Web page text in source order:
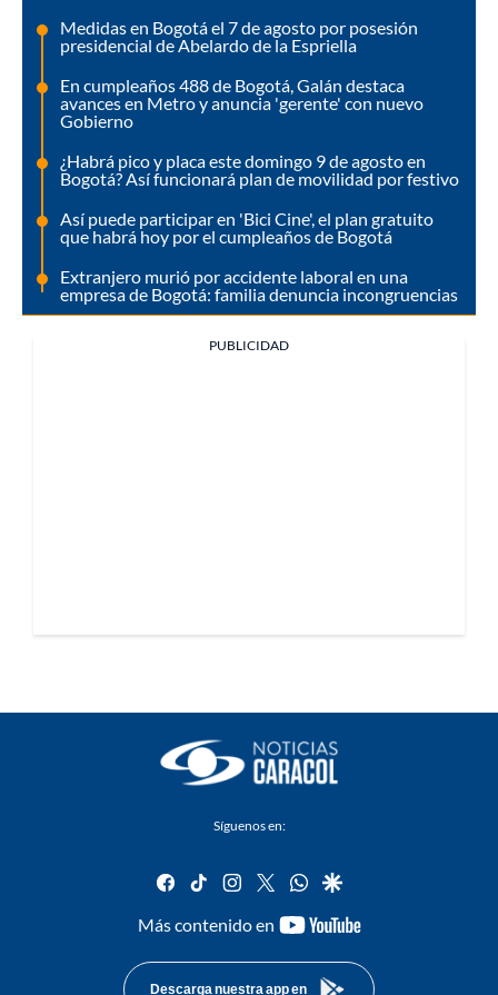
Medidas en Bogotá el 7 de agosto por posesión
presidencial de Abelardo de la Espriella
En cumpleaños 488 de Bogotá, Galán destaca
avances en Metro y anuncia 'gerente' con nuevo
Gobierno
¿Habrá pico y placa este domingo 9 de agosto en
Bogotá? Así funcionará plan de movilidad por festivo
Así puede participar en 'Bici Cine', el plan gratuito
que habrá hoy por el cumpleaños de Bogotá
Extranjero murió por accidente laboral en una
empresa de Bogotá: familia denuncia incongruencias
PUBLICIDAD
Síguenos en:
facebook
tiktok instagram
twitterwhatsapp
google
Más contenido en
youtube-
Descarga nuestra app en